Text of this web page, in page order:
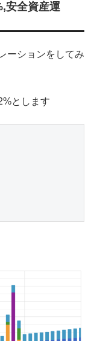
安全資産運
ーションをしてみ
とします